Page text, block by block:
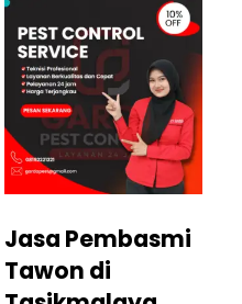
Jasa Pembasmi
Tawon di